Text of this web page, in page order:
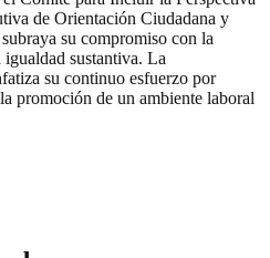
de Orientación Ciudadana y
su compromiso con la
sustantiva. La
su continuo esfuerzo por
promoción de un ambiente laboral